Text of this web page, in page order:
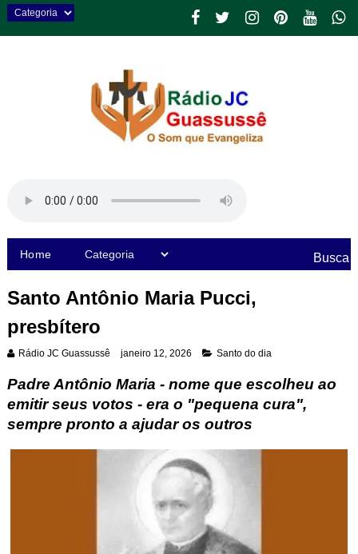
Home Busca
Santo Antônio Maria Pucci,
presbítero
Rádio JC Guassussê janeiro 12, 2026 Santo do dia
Padre Antônio Maria - nome que escolheu ao
emitir seus votos - era o "pequena cura",
sempre pronto a ajudar os outros